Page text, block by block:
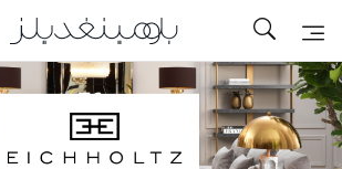
توصيل سريع
ما وصلنا حديثاً